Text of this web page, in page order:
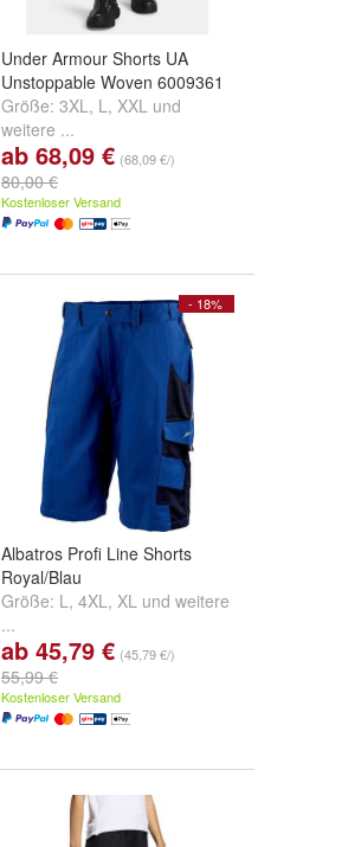
Under Armour Shorts UA
Unstoppable Woven 6009361
Größe: 3XL, L, XXL und
weitere ...
ab 68,09 € (68,09 €/)
80,00 €
Kostenloser Versand
- 18%
Albatros Profi Line Shorts
Royal/Blau
Größe: L, 4XL, XL und weitere
...
ab 45,79 € (45,79 €/)
55,99 €
Kostenloser Versand